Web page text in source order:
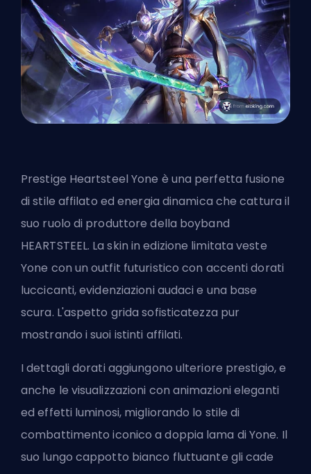
Prestige Heartsteel Yone è una perfetta fusione
di stile affilato ed energia dinamica che cattura il
suo ruolo di produttore della boyband
HEARTSTEEL. La skin in edizione limitata veste
Yone con un outfit futuristico con accenti dorati
luccicanti, evidenziazioni audaci e una base
scura. L'aspetto grida sofisticatezza pur
mostrando i suoi istinti affilati.
I dettagli dorati aggiungono ulteriore prestigio, e
anche le visualizzazioni con animazioni eleganti
ed effetti luminosi, migliorando lo stile di
combattimento iconico a doppia lama di Yone. Il
suo lungo cappotto bianco fluttuante gli cade